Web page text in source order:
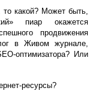
какой? Может быть,
пиар окажется
продвижения
в Живом журнале,
оптимизатора? Или
ресурсы?